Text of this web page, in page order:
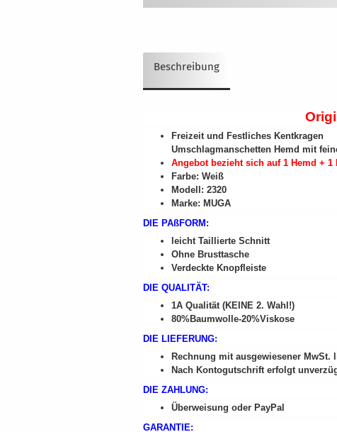
Beschreibung
Freizeit und Festliches Kentkragen
Umschlagmanschetten Hemd mit
Angebot bezieht sich auf 1 Hemd + 1
Farbe: Weiß
Modell: 2320
Marke: MUGA
DIE PAßFORM:
leicht Taillierte Schnitt
Ohne Brusttasche
Verdeckte Knopfleiste
DIE QUALITÄT:
1A Qualität (KEINE 2. Wahl!)
80%Baumwolle-20%Viskose
DIE LIEFERUNG:
Rechnung mit ausgewiesener MwSt.
Nach Kontogutschrift erfolgt
DIE ZAHLUNG:
Überweisung oder PayPal
GARANTIE: